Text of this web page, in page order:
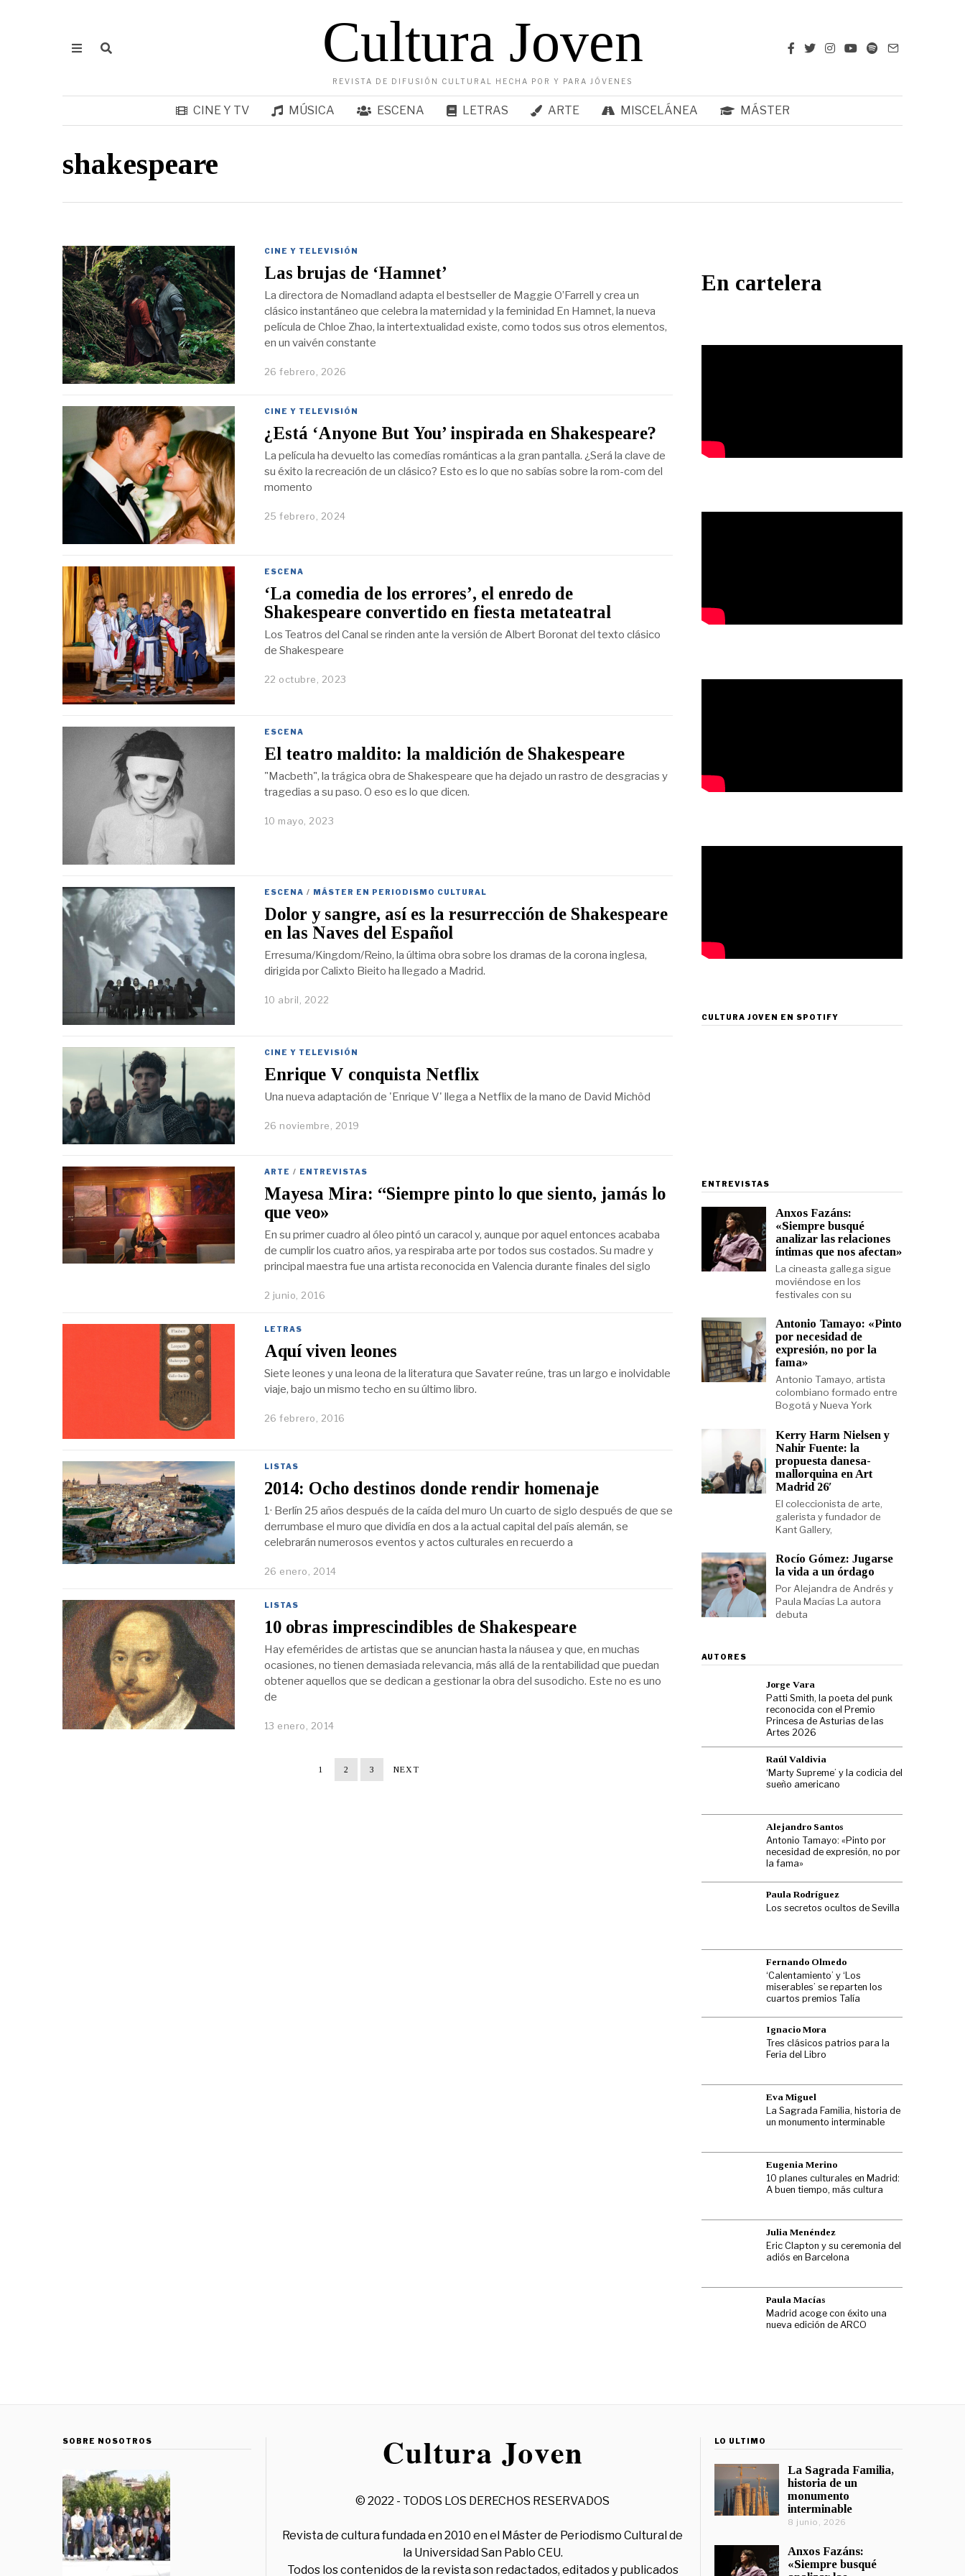
Cultura Joven
REVISTA DE DIFUSIÓN CULTURAL HECHA POR Y PARA JÓVENES
CINE Y TV MÚSICA ESCENA LETRAS ARTE MISCELÁNEA MÁSTER
shakespeare
CINE Y TELEVISIÓN
Las brujas de ‘Hamnet’
La directora de Nomadland adapta el bestseller de Maggie O’Farrell y crea un
clásico instantáneo que celebra la maternidad y la feminidad En Hamnet, la nueva
película de Chloe Zhao, la intertextualidad existe, como todos sus otros elementos,
en un vaivén constante
26 febrero, 2026
CINE Y TELEVISIÓN
¿Está ‘Anyone But You’ inspirada en Shakespeare?
La película ha devuelto las comedías románticas a la gran pantalla. ¿Será la clave de
su éxito la recreación de un clásico? Esto es lo que no sabías sobre la rom-com del
momento
25 febrero, 2024
ESCENA
‘La comedia de los errores’, el enredo de
Shakespeare convertido en fiesta metateatral
Los Teatros del Canal se rinden ante la versión de Albert Boronat del texto clásico
de Shakespeare
22 octubre, 2023
ESCENA
El teatro maldito: la maldición de Shakespeare
"Macbeth", la trágica obra de Shakespeare que ha dejado un rastro de desgracias y
tragedias a su paso. O eso es lo que dicen.
10 mayo, 2023
ESCENA / MÁSTER EN PERIODISMO CULTURAL
Dolor y sangre, así es la resurrección de Shakespeare
en las Naves del Español
Erresuma/Kingdom/Reino, la última obra sobre los dramas de la corona inglesa,
dirigida por Calixto Bieito ha llegado a Madrid.
10 abril, 2022
CINE Y TELEVISIÓN
Enrique V conquista Netflix
Una nueva adaptación de 'Enrique V' llega a Netflix de la mano de David Michôd
26 noviembre, 2019
ARTE / ENTREVISTAS
Mayesa Mira: “Siempre pinto lo que siento, jamás lo
que veo»
En su primer cuadro al óleo pintó un caracol y, aunque por aquel entonces acababa
de cumplir los cuatro años, ya respiraba arte por todos sus costados. Su madre y
principal maestra fue una artista reconocida en Valencia durante finales del siglo
2 junio, 2016
LETRAS
Aquí viven leones
Siete leones y una leona de la literatura que Savater reúne, tras un largo e inolvidable
viaje, bajo un mismo techo en su último libro.
26 febrero, 2016
LISTAS
2014: Ocho destinos donde rendir homenaje
1· Berlín 25 años después de la caída del muro Un cuarto de siglo después de que se
derrumbase el muro que dividía en dos a la actual capital del país alemán, se
celebrarán numerosos eventos y actos culturales en recuerdo a
26 enero, 2014
LISTAS
10 obras imprescindibles de Shakespeare
Hay efemérides de artistas que se anuncian hasta la náusea y que, en muchas
ocasiones, no tienen demasiada relevancia, más allá de la rentabilidad que puedan
obtener aquellos que se dedican a gestionar la obra del susodicho. Este no es uno
de
13 enero, 2014
1 2 3 NEXT
En cartelera
CULTURA JOVEN EN SPOTIFY
ENTREVISTAS
Anxos Fazáns:
«Siempre busqué
analizar las relaciones
íntimas que nos afectan»
La cineasta gallega sigue
moviéndose en los
festivales con su
Antonio Tamayo: «Pinto
por necesidad de
expresión, no por la
fama»
Antonio Tamayo, artista
colombiano formado entre
Bogotá y Nueva York
Kerry Harm Nielsen y
Nahir Fuente: la
propuesta danesa-
mallorquina en Art
Madrid 26′
El coleccionista de arte,
galerista y fundador de
Kant Gallery,
Rocío Gómez: Jugarse
la vida a un órdago
Por Alejandra de Andrés y
Paula Macías La autora
debuta
AUTORES
Jorge Vara
Patti Smith, la poeta del punk
reconocida con el Premio
Princesa de Asturias de las
Artes 2026
Raúl Valdivia
‘Marty Supreme’ y la codicia del
sueño americano
Alejandro Santos
Antonio Tamayo: «Pinto por
necesidad de expresión, no por
la fama»
Paula Rodríguez
Los secretos ocultos de Sevilla
Fernando Olmedo
‘Calentamiento’ y ‘Los
miserables’ se reparten los
cuartos premios Talía
Ignacio Mora
Tres clásicos patrios para la
Feria del Libro
Eva Miguel
La Sagrada Familia, historia de
un monumento interminable
Eugenia Merino
10 planes culturales en Madrid:
A buen tiempo, más cultura
Julia Menéndez
Eric Clapton y su ceremonia del
adiós en Barcelona
Paula Macías
Madrid acoge con éxito una
nueva edición de ARCO
SOBRE NOSOTROS
© 2022 - TODOS LOS DERECHOS RESERVADOS
Revista de cultura fundada en 2010 en el Máster de Periodismo Cultural de
la Universidad San Pablo CEU.
Todos los contenidos de la revista son redactados, editados y publicados
LO ÚLTIMO
La Sagrada Familia,
historia de un
monumento
interminable
8 junio, 2026
Anxos Fazáns:
«Siempre busqué